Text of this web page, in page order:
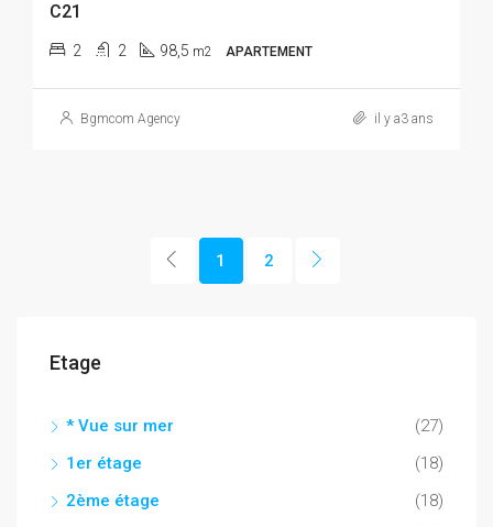
C21
2 2 98,5 m2 APARTEMENT
Bgmcom Agency il y a3 ans
1 2
Etage
* Vue sur mer
(27)
1er étage
(18)
2ème étage
(18)